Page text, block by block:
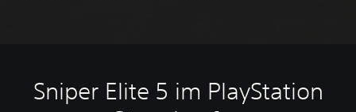
Sniper Elite 5 im PlayStation